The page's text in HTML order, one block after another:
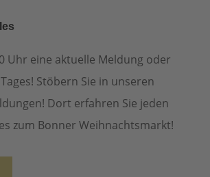
Uhr eine aktuelle Meldung oder
Stöbern Sie in unseren
Dort erfahren Sie jeden
zum Bonner Weihnachtsmarkt!